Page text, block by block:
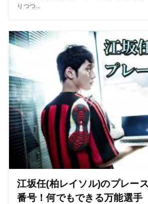
りつつ...
江坂任(柏レイソル)のプレー
番号！何でもできる万能選手